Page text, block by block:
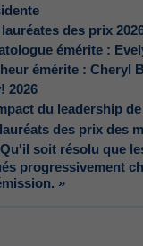
des prix
émérite :
émérite : Cheryl
2026
du leadership de
des prix des
soit résolu que
progressivement
»